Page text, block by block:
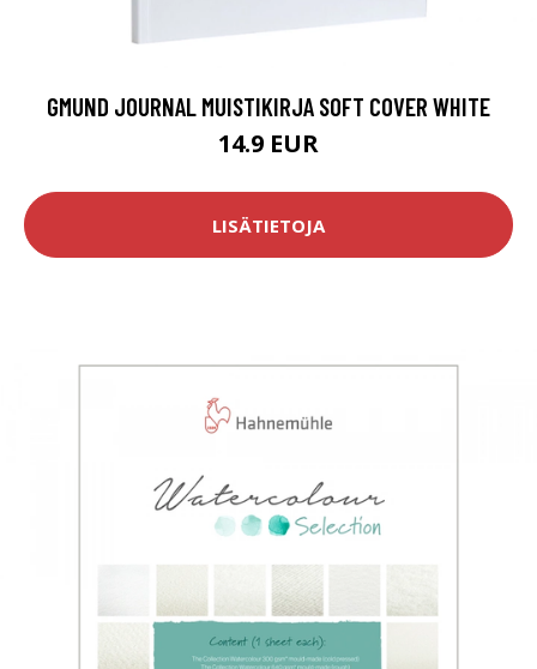
GMUND JOURNAL MUISTIKIRJA SOFT COVER WHITE
14.9 EUR
LISÄTIETOJA